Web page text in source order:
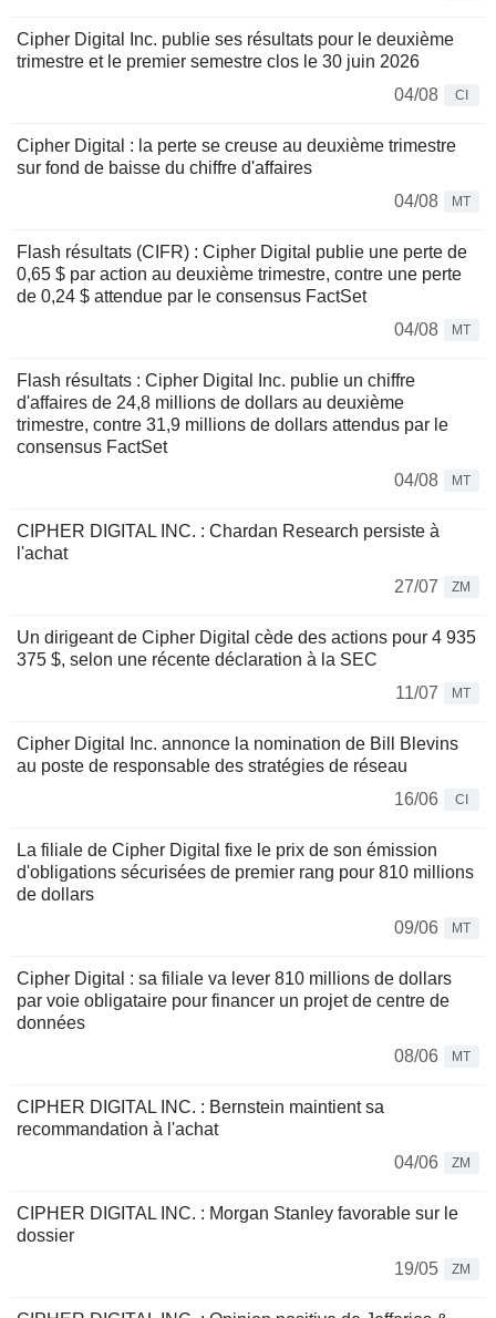
Cipher Digital Inc. publie ses résultats pour le deuxième
trimestre et le premier semestre clos le 30 juin 2026
04/08
CI
Cipher Digital : la perte se creuse au deuxième trimestre
sur fond de baisse du chiffre d'affaires
04/08
MT
Flash résultats (CIFR) : Cipher Digital publie une perte de
0,65 $ par action au deuxième trimestre, contre une perte
de 0,24 $ attendue par le consensus FactSet
04/08
MT
Flash résultats : Cipher Digital Inc. publie un chiffre
d'affaires de 24,8 millions de dollars au deuxième
trimestre, contre 31,9 millions de dollars attendus par le
consensus FactSet
04/08
MT
CIPHER DIGITAL INC. : Chardan Research persiste à
l'achat
27/07
ZM
Un dirigeant de Cipher Digital cède des actions pour 4 935
375 $, selon une récente déclaration à la SEC
11/07
MT
Cipher Digital Inc. annonce la nomination de Bill Blevins
au poste de responsable des stratégies de réseau
16/06
CI
La filiale de Cipher Digital fixe le prix de son émission
d'obligations sécurisées de premier rang pour 810 millions
de dollars
09/06
MT
Cipher Digital : sa filiale va lever 810 millions de dollars
par voie obligataire pour financer un projet de centre de
données
08/06
MT
CIPHER DIGITAL INC. : Bernstein maintient sa
recommandation à l'achat
04/06
ZM
CIPHER DIGITAL INC. : Morgan Stanley favorable sur le
dossier
19/05
ZM